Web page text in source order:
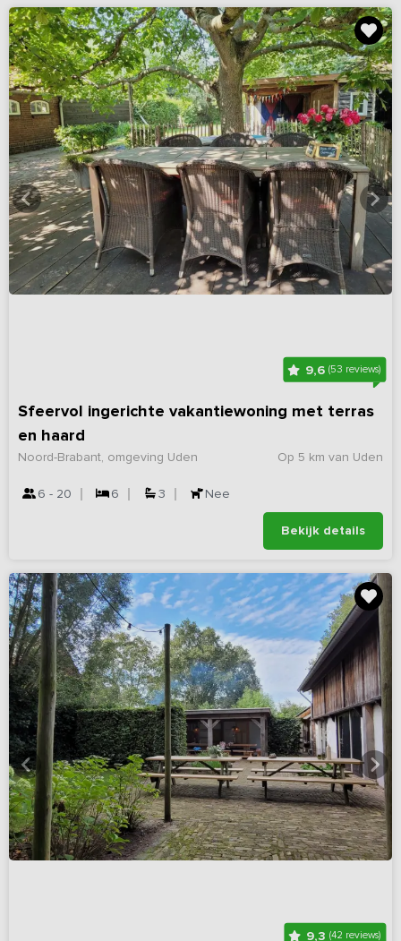
9,6 (53 reviews)
Sfeervol ingerichte vakantiewoning met terras
en haard
Op 5 km van Uden
Noord-Brabant, omgeving Uden
6 - 20 6 3 Nee
Bekijk details
9,3(42 reviews)